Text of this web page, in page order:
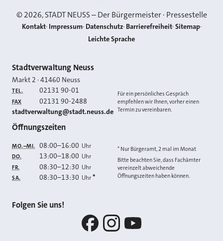
©2026, STADT NEUSS – Der Bürgermeister · Pressestelle
Kontakt Impressum Datenschutz Barrierefreiheit Sitemap
Leichte Sprache
Kontakt
Stadtverwaltung Neuss
Markt 2 ·41460 Neuss
TEL. 02131 90-01
FAX 02131 90-2488
E-MAIL
stadtverwaltung@stadt.neuss.de
Für ein persönliches Gespräch
empfehlen wir Ihnen, vorher einen
Termin zu vereinbaren.
Öffnungszeiten
MO.–MI. 08:00–16:00 Uhr
DO. 13:00–18:00 Uhr
FR. 08:30–12:30 Uhr
SA. 08:30–13:30 Uhr *
* Nur Bürgeramt, 2 mal im Monat
Bitte beachten Sie, dass Fachämter
vereinzelt abweichende
Öffnungszeiten haben können.
Folgen Sie uns!